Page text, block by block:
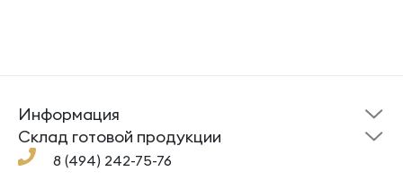
8 (494) 242-75-76
Информация
Склад готовой
продукции
Под заказ
Помощь
Cклад готовой продукции
Кресты
Кольца
Ложки